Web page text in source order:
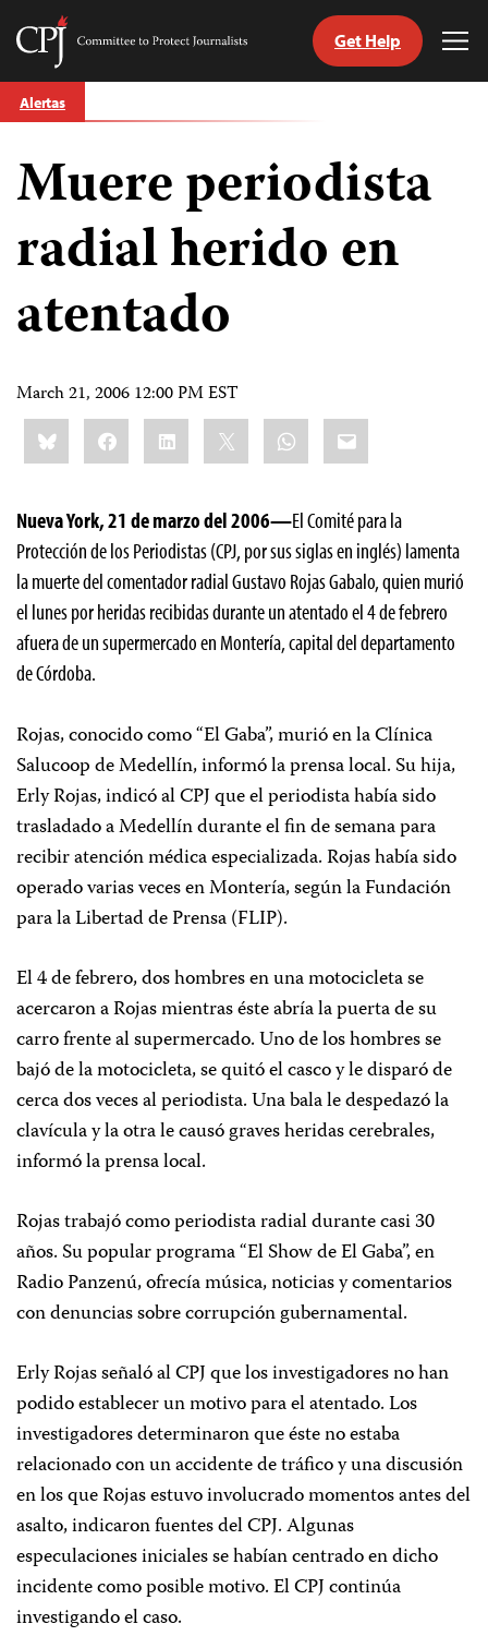
Skip
to
Committee
Journalists
Get Help
Alertas
Muere periodista
radial herido en
atentado
March 21, 2006 12:00 PM EST
Share
this:BlueskyFacebookLinkedIn WhatsApp
Email
Nueva York, 21 de marzo del 2006—El Comité para la
Protección de los Periodistas (CPJ, por sus siglas en inglés) lamenta
la muerte del comentador radial Gustavo Rojas Gabalo, quien murió
el lunes por heridas recibidas durante un atentado el 4 de febrero
afuera de un supermercado en Montería, capital del departamento
de Córdoba.
Rojas, conocido como “El Gaba”, murió en la Clínica
Salucoop de Medellín, informó la prensa local. Su hija,
Erly Rojas, indicó al CPJ que el periodista había sido
trasladado a Medellín durante el fin de semana para
recibir atención médica especializada. Rojas había sido
operado varias veces en Montería, según la Fundación
para la Libertad de Prensa (FLIP).
El 4 de febrero, dos hombres en una motocicleta se
acercaron a Rojas mientras éste abría la puerta de su
carro frente al supermercado. Uno de los hombres se
bajó de la motocicleta, se quitó el casco y le disparó de
cerca dos veces al periodista. Una bala le despedazó la
clavícula y la otra le causó graves heridas cerebrales,
informó la prensa local.
Rojas trabajó como periodista radial durante casi 30
años. Su popular programa “El Show de El Gaba”, en
Radio Panzenú, ofrecía música, noticias y comentarios
con denuncias sobre corrupción gubernamental.
Erly Rojas señaló al CPJ que los investigadores no han
podido establecer un motivo para el atentado. Los
investigadores determinaron que éste no estaba
relacionado con un accidente de tráfico y una discusión
en los que Rojas estuvo involucrado momentos antes del
asalto, indicaron fuentes del CPJ. Algunas
especulaciones iniciales se habían centrado en dicho
incidente como posible motivo. El CPJ continúa
investigando el caso.